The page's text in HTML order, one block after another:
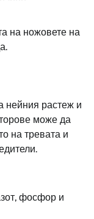
на ножовете на
нейния растеж и
може да
на тревата и
фосфор и